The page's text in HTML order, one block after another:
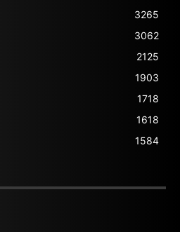
3265
3062
2125
1903
1718
1618
1584